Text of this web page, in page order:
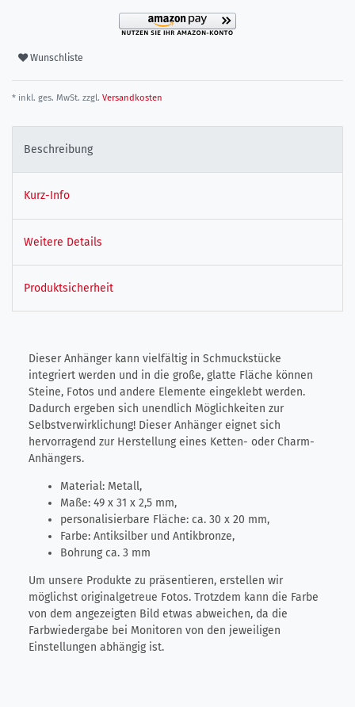
Wunschliste
* inkl. ges. MwSt. zzgl. Versandkosten
Beschreibung
Kurz-Info
Weitere Details
Produktsicherheit
Dieser Anhänger kann vielfältig in Schmuckstücke
integriert werden und in die große, glatte Fläche können
Steine, Fotos und andere Elemente eingeklebt werden.
Dadurch ergeben sich unendlich Möglichkeiten zur
Selbstverwirklichung! Dieser Anhänger eignet sich
hervorragend zur Herstellung eines Ketten- oder Charm-
Anhängers.
Material: Metall,
Maße: 49 x 31 x 2,5 mm,
personalisierbare Fläche: ca. 30 x 20 mm,
Farbe: Antiksilber und Antikbronze,
​Bohrung ca. 3 mm
Um unsere Produkte zu präsentieren, erstellen wir
möglichst originalgetreue Fotos. Trotzdem kann die Farbe
von dem angezeigten Bild etwas abweichen, da die
Farbwiedergabe bei Monitoren von den jeweiligen
Einstellungen abhängig ist.